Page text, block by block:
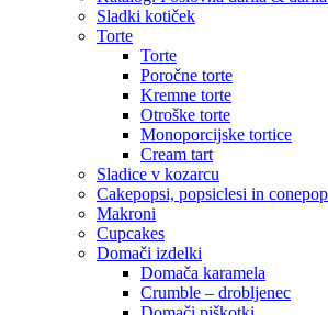
Sladki kotiček
Torte
Torte
Poročne torte
Kremne torte
Otroške torte
Monoporcijske tortice
Cream tart
Sladice v kozarcu
Cakepopsi, popsiclesi in
Makroni
Cupcakes
Domači izdelki
Domača karamela
Crumble – drobljenec